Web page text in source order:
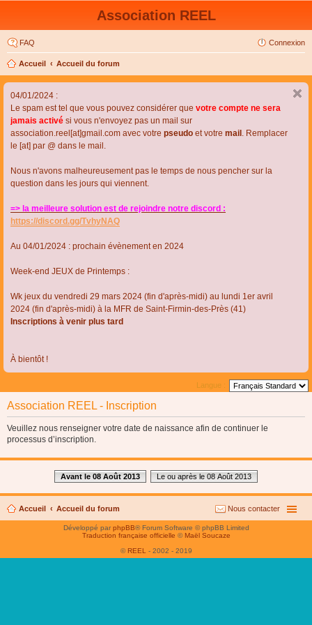
Association REEL
FAQ Connexion
Accueil Accueil du forum
04/01/2024 :
Le spam est tel que vous pouvez considérer que votre compte ne sera
jamais activé si vous n'envoyez pas un mail sur
association.reel[at]gmail.com avec votre pseudo et votre mail . Remplacer
le [at] par @ dans le mail.
Nous n'avons malheureusement pas le temps de nous pencher sur la
question dans les jours qui viennent.
=> la meilleure solution est de rejoindre notre discord :
https://discord.gg/TvhyNAQ
Au 04/01/2024 : prochain évènement en 2024
Week-end JEUX de Printemps :
Wk jeux du vendredi 29 mars 2024 (fin d'après-midi) au lundi 1er avril
2024 (fin d'après-midi) à la MFR de Saint-Firmin-des-Près (41)
Inscriptions à venir plus tard
À bientôt !
Langue :
Association REEL - Inscription
Veuillez nous renseigner votre date de naissance afin de continuer le
processus d’inscription.
Avant le 08 Août 2013 Le ou après le 08 Août 2013
Accueil Accueil du forum Nous contacter
Développé parphpBB® Forum Software © phpBB Limited
Traduction française officielle © Maël Soucaze
© REEL - 2002 - 2019